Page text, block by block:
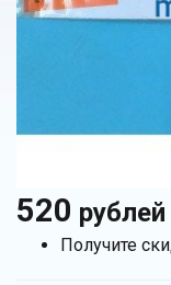
520 рублей
Получите